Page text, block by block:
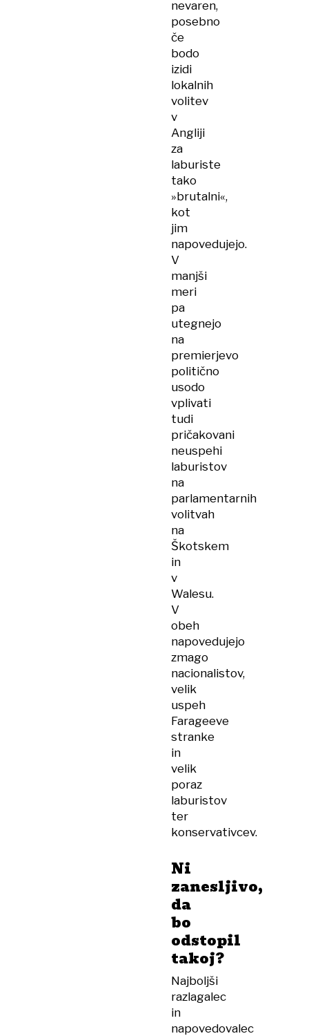
nevaren,
posebno
če
bodo
izidi
lokalnih
volitev
v
Angliji
za
laburiste
tako
»brutalni«,
kot
jim
napovedujejo.
V
manjši
meri
pa
utegnejo
na
premierjevo
politično
usodo
vplivati
tudi
pričakovani
neuspehi
laburistov
na
parlamentarnih
volitvah
na
Škotskem
in
v
Walesu.
V
obeh
napovedujejo
zmago
nacionalistov,
velik
uspeh
Farageeve
stranke
in
velik
poraz
laburistov
ter
konservativcev.
Ni
zanesljivo,
da
bo
odstopil
takoj?
Najboljši
razlagalec
in
napovedovalec